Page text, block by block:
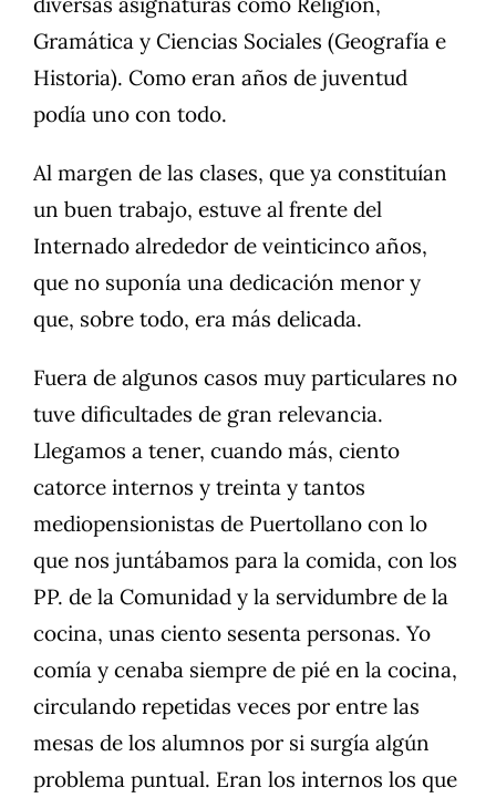
Gramática y Ciencias Sociales (Geografía e
Historia). Como eran años de juventud
podía uno con todo.
Al margen de las clases, que ya constituían
un buen trabajo, estuve al frente del
Internado alrededor de veinticinco años,
que no suponía una dedicación menor y
que, sobre todo, era más delicada.
Fuera de algunos casos muy particulares no
tuve dificultades de gran relevancia.
Llegamos a tener, cuando más, ciento
catorce internos y treinta y tantos
mediopensionistas de Puertollano con lo
que nos juntábamos para la comida, con los
PP. de la Comunidad y la servidumbre de la
cocina, unas ciento sesenta personas. Yo
comía y cenaba siempre de pié en la cocina,
circulando repetidas veces por entre las
mesas de los alumnos por si surgía algún
problema puntual. Eran los internos los que